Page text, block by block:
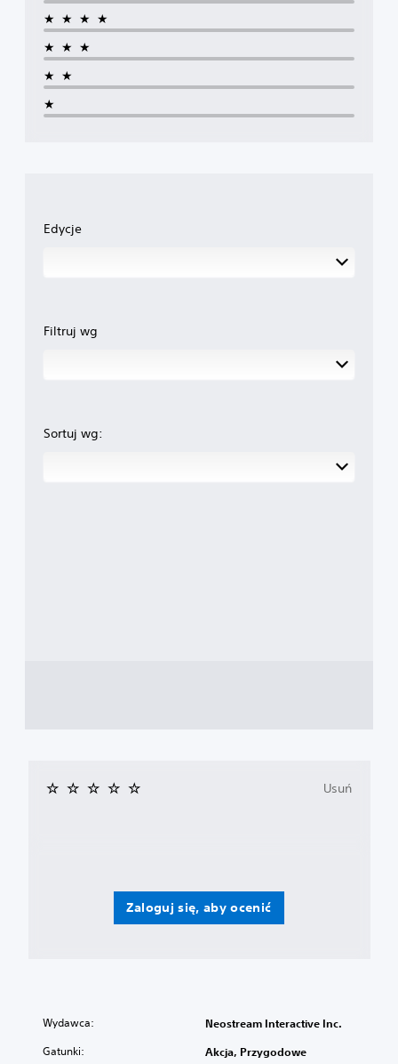
★★★★
★★★
★★
★
Edycje
Filtruj wg
Sortuj wg:
Zaloguj się, aby ocenić
Usuń
Wydawca: Neostream Interactive Inc.
Gatunki: Akcja, Przygodowe